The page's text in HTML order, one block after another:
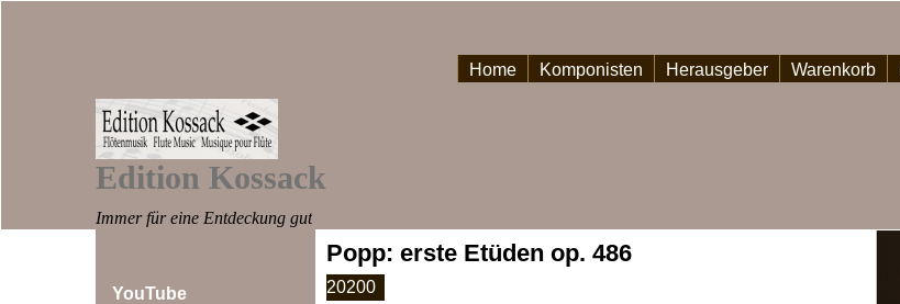
Home Komponisten Herausgeber Warenkorb
Edition Kossack
Immer für eine Entdeckung gut
YouTube
Popp: erste Etüden op. 486
20200